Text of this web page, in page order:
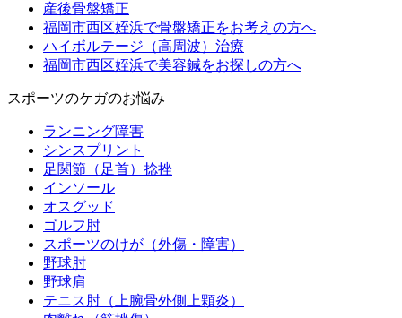
産後骨盤矯正
福岡市西区姪浜で骨盤矯正をお考えの方へ
ハイボルテージ（高周波）治療
福岡市西区姪浜で美容鍼をお探しの方へ
スポーツのケガのお悩み
ランニング障害
シンスプリント
足関節（足首）捻挫
インソール
オスグッド
ゴルフ肘
スポーツのけが（外傷・障害）
野球肘
野球肩
テニス肘（上腕骨外側上顆炎）